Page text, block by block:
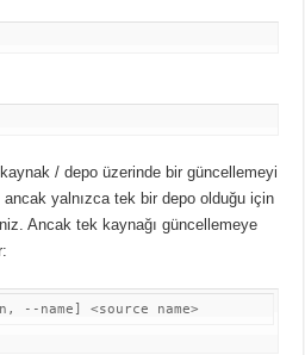
/ depo üzerinde bir güncellemeyi
yalnızca tek bir depo olduğu için
Ancak tek kaynağı güncellemeye
--name] <source name>